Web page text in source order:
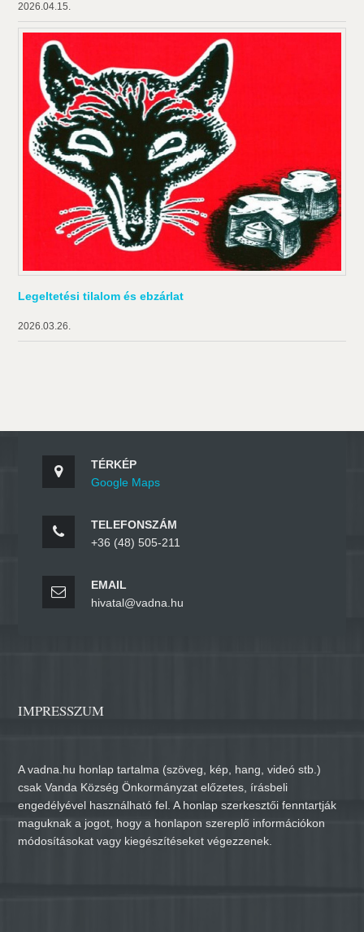
2026.04.15.
Legeltetési tilalom és ebzárlat
2026.03.26.
TÉRKÉP
Google Maps
TELEFONSZÁM
+36 (48) 505-211
EMAIL
hivatal@vadna.hu
IMPRESSZUM
A vadna.hu honlap tartalma (szöveg, kép, hang, videó stb.)
csak Vanda Község Önkormányzat előzetes, írásbeli
engedélyével használható fel. A honlap szerkesztői fenntartják
maguknak a jogot, hogy a honlapon szereplő információkon
módosításokat vagy kiegészítéseket végezzenek.